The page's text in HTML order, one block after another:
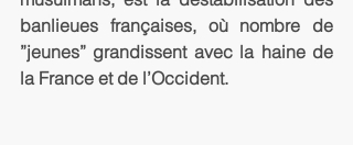
banlieues françaises, où nombre de
”jeunes” grandissent avec la haine de
la France et de l’Occident.